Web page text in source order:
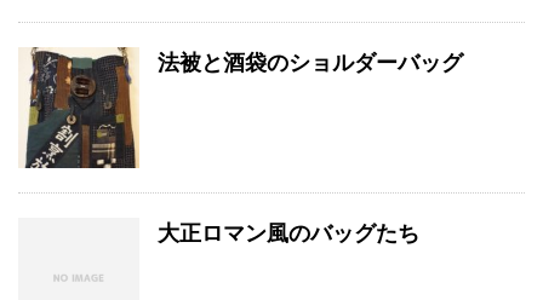
法被と酒袋のショルダーバッグ
大正ロマン風のバッグたち